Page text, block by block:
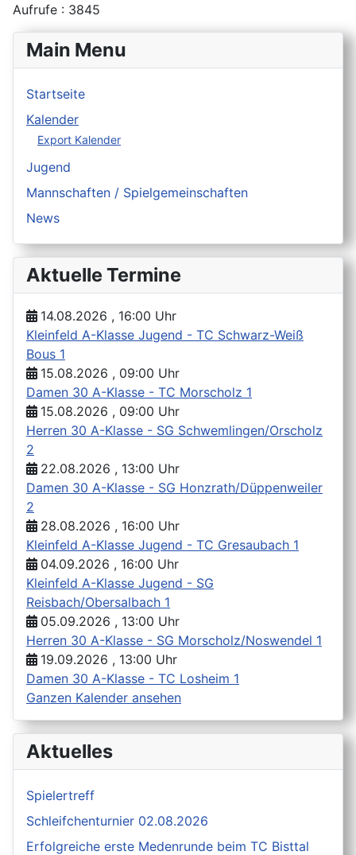
Aufrufe : 3845
Main Menu
Startseite
Kalender
Export Kalender
Jugend
Mannschaften / Spielgemeinschaften
News
Aktuelle Termine
14.08.2026 , 16:00 Uhr
Kleinfeld A-Klasse Jugend - TC Schwarz-Weiß
Bous 1
15.08.2026 , 09:00 Uhr
Damen 30 A-Klasse - TC Morscholz 1
15.08.2026 , 09:00 Uhr
Herren 30 A-Klasse - SG Schwemlingen/Orscholz
2
22.08.2026 , 13:00 Uhr
Damen 30 A-Klasse - SG Honzrath/Düppenweiler
2
28.08.2026 , 16:00 Uhr
Kleinfeld A-Klasse Jugend - TC Gresaubach 1
04.09.2026 , 16:00 Uhr
Kleinfeld A-Klasse Jugend - SG
Reisbach/Obersalbach 1
05.09.2026 , 13:00 Uhr
Herren 30 A-Klasse - SG Morscholz/Noswendel 1
19.09.2026 , 13:00 Uhr
Damen 30 A-Klasse - TC Losheim 1
Ganzen Kalender ansehen
Aktuelles
Spielertreff
Schleifchenturnier 02.08.2026
Erfolgreiche erste Medenrunde beim TC Bisttal